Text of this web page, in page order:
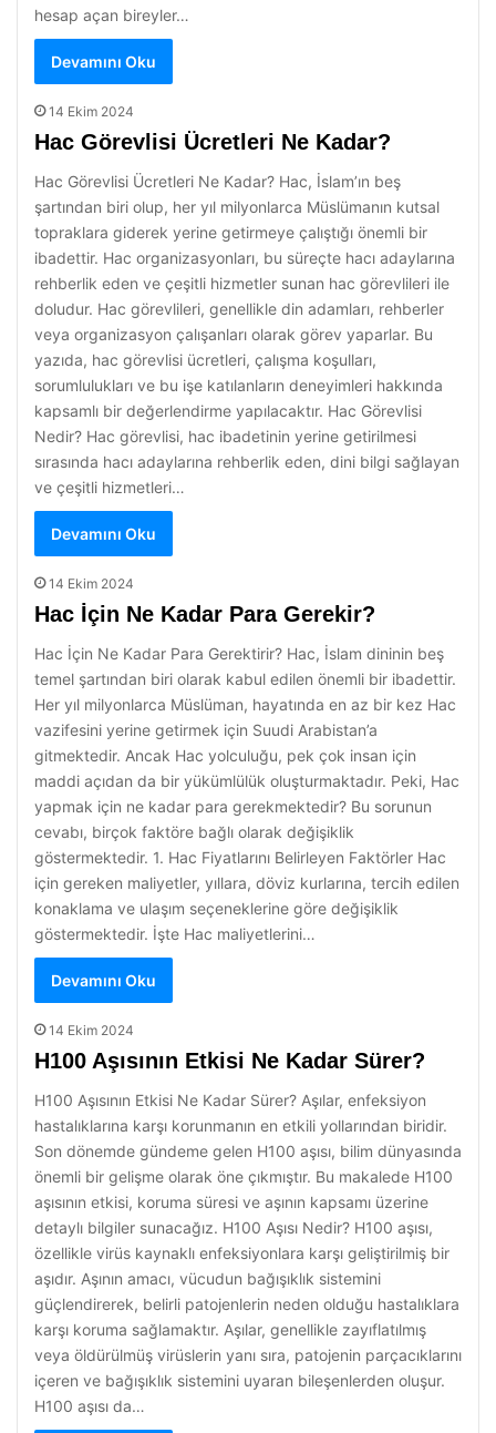
hesap açan bireyler…
Devamını Oku
14 Ekim 2024
Hac Görevlisi Ücretleri Ne Kadar?
Hac Görevlisi Ücretleri Ne Kadar? Hac, İslam’ın beş
şartından biri olup, her yıl milyonlarca Müslümanın kutsal
topraklara giderek yerine getirmeye çalıştığı önemli bir
ibadettir. Hac organizasyonları, bu süreçte hacı adaylarına
rehberlik eden ve çeşitli hizmetler sunan hac görevlileri ile
doludur. Hac görevlileri, genellikle din adamları, rehberler
veya organizasyon çalışanları olarak görev yaparlar. Bu
yazıda, hac görevlisi ücretleri, çalışma koşulları,
sorumlulukları ve bu işe katılanların deneyimleri hakkında
kapsamlı bir değerlendirme yapılacaktır. Hac Görevlisi
Nedir? Hac görevlisi, hac ibadetinin yerine getirilmesi
sırasında hacı adaylarına rehberlik eden, dini bilgi sağlayan
ve çeşitli hizmetleri…
Devamını Oku
14 Ekim 2024
Hac İçin Ne Kadar Para Gerekir?
Hac İçin Ne Kadar Para Gerektirir? Hac, İslam dininin beş
temel şartından biri olarak kabul edilen önemli bir ibadettir.
Her yıl milyonlarca Müslüman, hayatında en az bir kez Hac
vazifesini yerine getirmek için Suudi Arabistan’a
gitmektedir. Ancak Hac yolculuğu, pek çok insan için
maddi açıdan da bir yükümlülük oluşturmaktadır. Peki, Hac
yapmak için ne kadar para gerekmektedir? Bu sorunun
cevabı, birçok faktöre bağlı olarak değişiklik
göstermektedir. 1. Hac Fiyatlarını Belirleyen Faktörler Hac
için gereken maliyetler, yıllara, döviz kurlarına, tercih edilen
konaklama ve ulaşım seçeneklerine göre değişiklik
göstermektedir. İşte Hac maliyetlerini…
Devamını Oku
14 Ekim 2024
H100 Aşısının Etkisi Ne Kadar Sürer?
H100 Aşısının Etkisi Ne Kadar Sürer? Aşılar, enfeksiyon
hastalıklarına karşı korunmanın en etkili yollarından biridir.
Son dönemde gündeme gelen H100 aşısı, bilim dünyasında
önemli bir gelişme olarak öne çıkmıştır. Bu makalede H100
aşısının etkisi, koruma süresi ve aşının kapsamı üzerine
detaylı bilgiler sunacağız. H100 Aşısı Nedir? H100 aşısı,
özellikle virüs kaynaklı enfeksiyonlara karşı geliştirilmiş bir
aşıdır. Aşının amacı, vücudun bağışıklık sistemini
güçlendirerek, belirli patojenlerin neden olduğu hastalıklara
karşı koruma sağlamaktır. Aşılar, genellikle zayıflatılmış
veya öldürülmüş virüslerin yanı sıra, patojenin parçacıklarını
içeren ve bağışıklık sistemini uyaran bileşenlerden oluşur.
H100 aşısı da…